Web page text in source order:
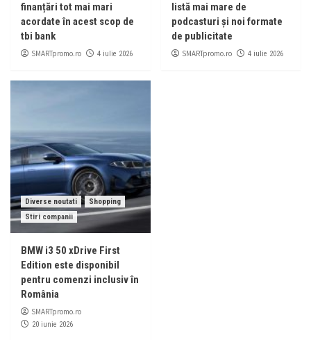
finanțări tot mai mari
acordate în acest scop de
tbi bank
SMARTpromo.ro 4 iulie 2026
listă mai mare de
podcasturi și noi formate
de publicitate
SMARTpromo.ro 4 iulie 2026
Diverse noutati
Shopping
Stiri companii
BMW i3 50 xDrive First
Edition este disponibil
pentru comenzi inclusiv în
România
SMARTpromo.ro
20 iunie 2026